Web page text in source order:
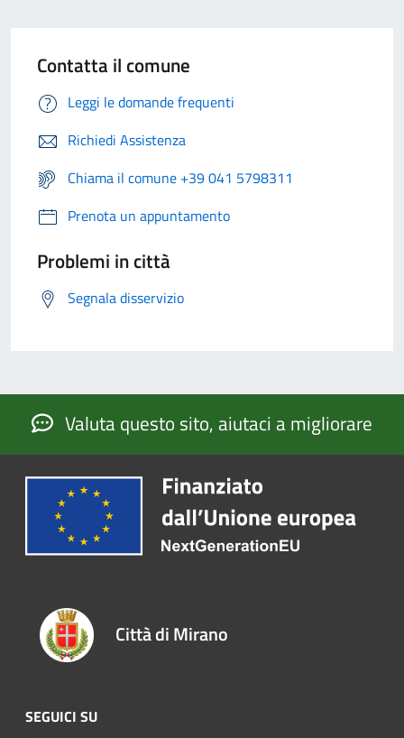
Contatta il comune
Leggi le domande frequenti
Richiedi Assistenza
Chiama il comune +39 041 5798311
Prenota un appuntamento
Problemi in città
Segnala disservizio
Valuta questo sito, aiutaci a migliorare
Città di Mirano
SEGUICI SU